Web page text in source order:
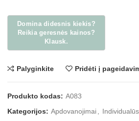
Palyginkite Pridėti į
Produkto kodas: A083
Kategorijos: Apdovanojimai,